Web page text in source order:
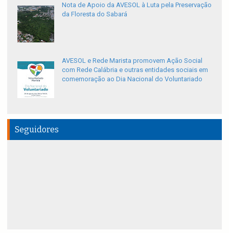
Nota de Apoio da AVESOL à Luta pela Preservação
da Floresta do Sabará
AVESOL e Rede Marista promovem Ação Social
com Rede Calábria e outras entidades sociais em
comemoração ao Dia Nacional do Voluntariado
Seguidores